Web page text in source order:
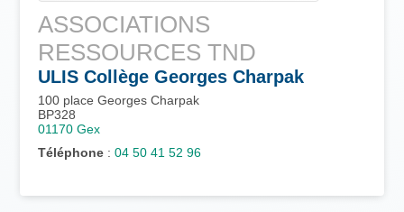
ASSOCIATIONS
RESSOURCES TND
ULIS Collège Georges Charpak
100 place Georges Charpak
BP328
01170 Gex
Téléphone : 04 50 41 52 96